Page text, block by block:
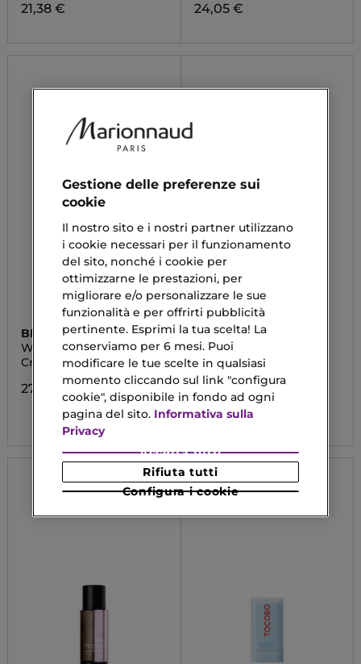
21,38 € 24,05 €
BIOTHERM
WATERLOVER YOUTH
PROTECTION
Crema Solare SPF50
27,88 €
SHISEIDO
VITAL PERFECTION
Uplifting and Firming
Advanced Day Cream
SPF30
Da 89,53 €
Gestione delle preferenze sui
cookie
Il nostro sito e i nostri partner utilizzano
i cookie necessari per il funzionamento
del sito, nonché i cookie per
ottimizzarne le prestazioni, per
migliorare e/o personalizzare le sue
funzionalità e per offrirti pubblicità
pertinente. Esprimi la tua scelta! La
conserviamo per 6 mesi. Puoi
modificare le tue scelte in qualsiasi
momento cliccando sul link "configura
cookie", disponibile in fondo ad ogni
pagina del sito. Informativa sulla
Privacy
Configura i cookie
Rifiuta tutti
Accetta tutti